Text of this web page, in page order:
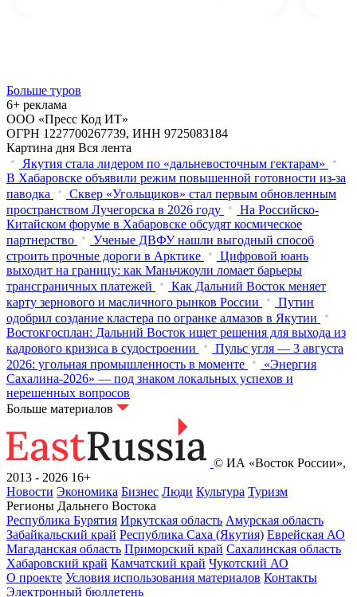
Больше туров
6+ реклама
ООО «Пресс Код ИТ»
ОГРН 1227700267739, ИНН 9725083184
Картина дня Вся лента
Якутия стала лидером по «дальневосточным гектарам»
В Хабаровске объявили режим повышенной готовности из‑за
паводка
Сквер «Угольщиков» стал первым обновленным
пространством Лучегорска в 2026 году
На Российско-
Китайском форуме в Хабаровске обсудят космическое
партнерство
Ученые ДВФУ нашли выгодный способ
строить прочные дороги в Арктике
Цифровой юань
выходит на границу: как Маньчжоули ломает барьеры
трансграничных платежей
Как Дальний Восток меняет
карту зернового и масличного рынков России
Путин
одобрил создание кластера по огранке алмазов в Якутии
Востокгосплан: Дальний Восток ищет решения для выхода из
кадрового кризиса в судостроении
Пульс угля — 3 августа
2026: угольная промышленность в моменте
«Энергия
Сахалина-2026» — под знаком локальных успехов и
нерешенных вопросов
Больше материалов
© ИА «Восток России»,
2013 - 2026 16+
Новости Экономика Бизнес Люди Культура Туризм
Регионы Дальнего Востока
Республика Бурятия Иркутская область Амурская область
Забайкальский край Республика Саха (Якутия) Еврейская АО
Магаданская область Приморский край Сахалинская область
Хабаровский край Камчатский край Чукотский АО
О проекте Условия использования материалов Контакты
Электронный бюллетень